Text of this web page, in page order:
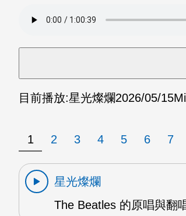
目前播放:星光燦爛2026/05/15
1 2 3 4 5 6 7
星光燦爛
The Beatles 的原唱與翻